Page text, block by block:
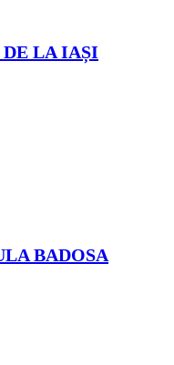
DE LA IAȘI
BADOSA